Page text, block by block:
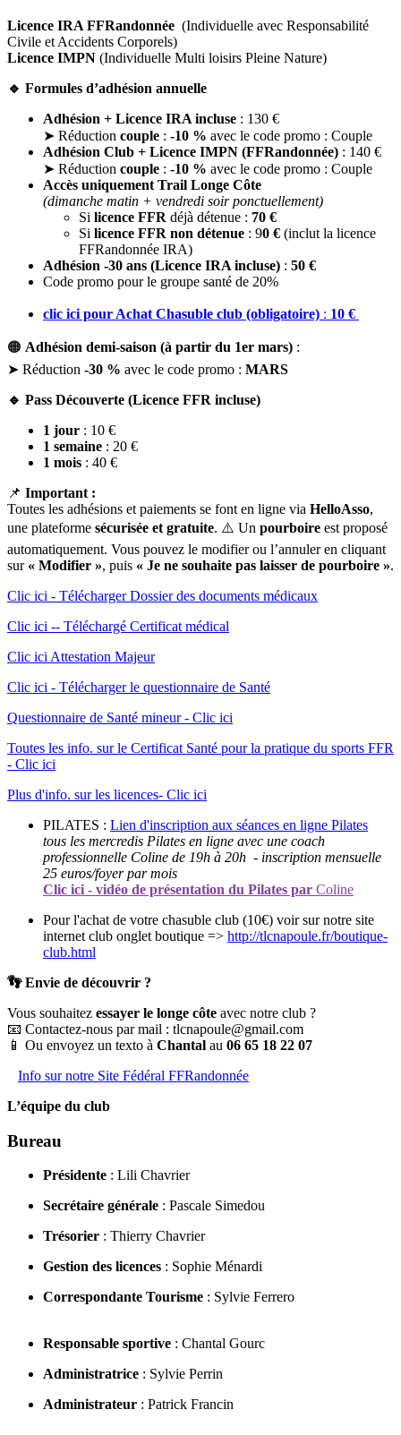
Licence IRA FFRandonnée (Individuelle avec Responsabilité
Civile et Accidents Corporels)
Licence IMPN (Individuelle Multi loisirs Pleine Nature)
🔹 Formules d’adhésion annuelle
Adhésion + Licence IRA incluse : 130 €
➤ Réduction couple : -10 % avec le code promo : Couple
Adhésion Club + Licence IMPN (FFRandonnée) : 140 €
➤ Réduction couple : -10 % avec le code promo : Couple
Accès uniquement Trail Longe Côte
(dimanche matin + vendredi soir ponctuellement)
Si licence FFR déjà détenue : 70 €
Si licence FFR non détenue : 90 € (inclut la licence
FFRandonnée IRA)
Adhésion -30 ans (Licence IRA incluse) : 50 €
Code promo pour le groupe santé de 20%
clic ici pour Achat Chasuble club (obligatoire) : 10 €
🟠 Adhésion demi-saison (à partir du 1er mars) :
➤ Réduction -30 % avec le code promo : MARS
🔹 Pass Découverte (Licence FFR incluse)
1 jour : 10 €
1 semaine : 20 €
1 mois : 40 €
📌 Important :
Toutes les adhésions et paiements se font en ligne via HelloAsso,
une plateforme sécurisée et gratuite. ⚠️ Un pourboire est proposé
automatiquement. Vous pouvez le modifier ou l’annuler en cliquant
sur « Modifier », puis « Je ne souhaite pas laisser de pourboire ».
Clic ici - Télécharger Dossier des documents médicaux
Clic ici -- Téléchargé Certificat médical
Clic ici Attestation Majeur
Clic ici - Télécharger le questionnaire de Santé
Questionnaire de Santé mineur - Clic ici
Toutes les info. sur le Certificat Santé pour la pratique du sports FFR
- Clic ici
Plus d'info. sur les licences- Clic ici
PILATES : Lien d'inscription aux séances en ligne Pilates
tous les mercredis Pilates en ligne avec une coach
professionnelle Coline de 19h à 20h - inscription mensuelle
25 euros/foyer par mois
Clic ici - vidéo de présentation du Pilates par Coline
Pour l'achat de votre chasuble club (10€) voir sur notre site
internet club onglet boutique => http://tlcnapoule.fr/boutique-
club.html
👣 Envie de découvrir ?
Vous souhaitez essayer le longe côte avec notre club ?
📧 Contactez-nous par mail : tlcnapoule@gmail.com
📱 Ou envoyez un texto à Chantal au 06 65 18 22 07
Info sur notre Site Fédéral FFRandonnée
L’équipe du club
Bureau
Présidente : Lili Chavrier
Secrétaire générale : Pascale Simedou
Trésorier : Thierry Chavrier
Gestion des licences : Sophie Ménardi
Correspondante Tourisme : Sylvie Ferrero
Responsable sportive : Chantal Gourc
Administratrice : Sylvie Perrin
Administrateur : Patrick Francin